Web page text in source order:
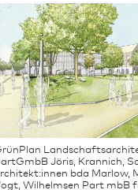
Jöris, Krannich,
bda Marlow,
Wilhelmsen Part mbB